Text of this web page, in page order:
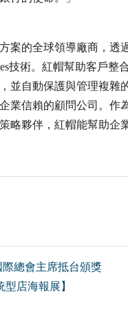
案的全球領導廠商，透
技術。紅帽幫助客戶
並自動保護與管理複雜
業信賴的顧問公司。作
略夥伴，紅帽能幫助企
總會主席抵台頒獎
店海報展】